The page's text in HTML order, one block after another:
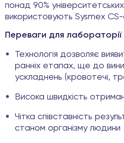
понад 90%
використовують Sysmex CS-
Переваги для лабораторії
Технологія дозволяє
ранніх етапах, ще до
ускладнень (кровотечі,
Висока швидкість
Чітка співставність
станом організму людини